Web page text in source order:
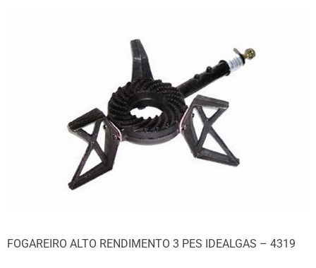
FOGAREIRO ALTO RENDIMENTO 3 PES IDEALGAS – 4319